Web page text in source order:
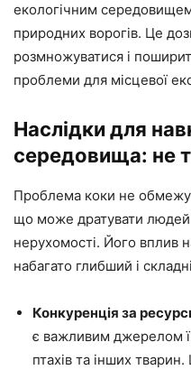
екологічним
природних ворогів. Це
розмножуватися і
проблеми для місцевої
Наслідки для
середовища: не
Проблема коки не
що може дратувати людей
нерухомості. Його вплив
набагато глибший і
Конкуренція за
є важливим джерелом
птахів та інших